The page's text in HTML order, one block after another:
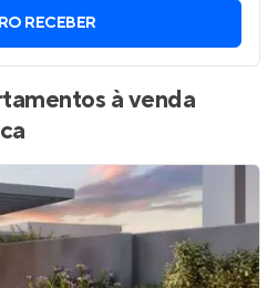
RECEBER
à venda